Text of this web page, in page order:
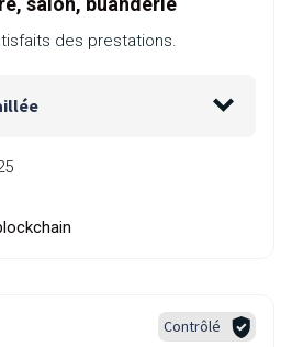
des prestations.
Contrôlé